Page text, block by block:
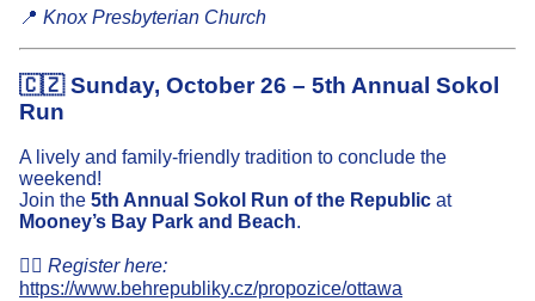
📍 Knox Presbyterian Church
🇨🇿Sunday, October 26 – 5th Annual Sokol
Run
A lively and family-friendly tradition to conclude the
weekend!
Join the 5th Annual Sokol Run of the Republic at
Mooney’s Bay Park and Beach.
🏃‍♀️ Register here:
https://www.behrepubliky.cz/propozice/ottawa